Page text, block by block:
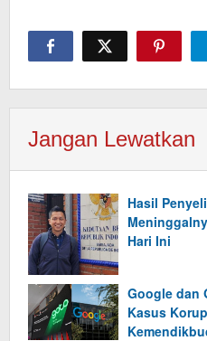
Jangan Lewatkan
Hasil
Hari Ini
Google dan
Kasus